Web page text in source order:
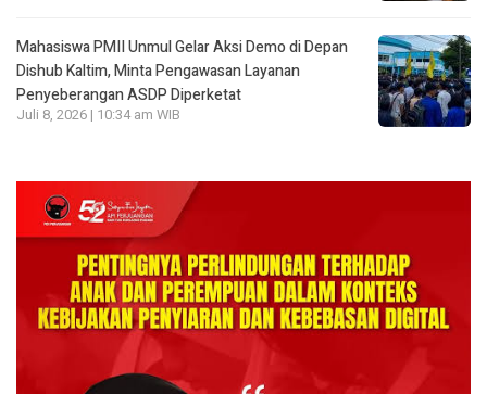
Mahasiswa PMII Unmul Gelar Aksi Demo di Depan
Dishub Kaltim, Minta Pengawasan Layanan
Penyeberangan ASDP Diperketat
Juli 8, 2026 | 10:34 am WIB